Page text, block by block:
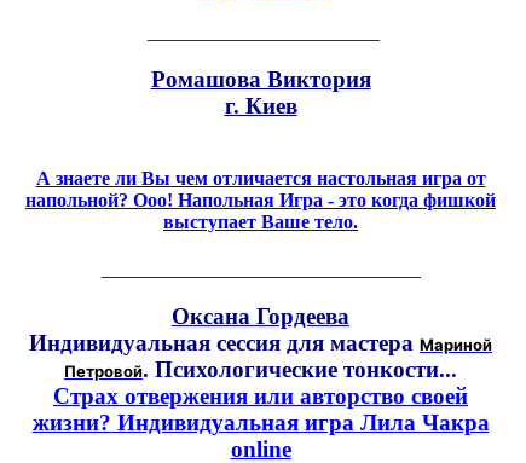
Ромашова Виктория
г. Киев
А знаете ли Вы чем отличается настольная игра от
напольной? Ооо! Напольная Игра - это когда фишкой
выступает Ваше тело.
Оксана Гордеева
Индивидуальная сессия для мастера Мариной
Петровой. Психологические тонкости...
Страх отвержения или авторство своей
жизни? Индивидуальная игра Лила Чакра
online